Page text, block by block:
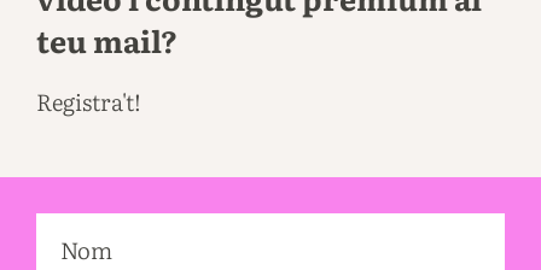
teu mail?
Registra't!